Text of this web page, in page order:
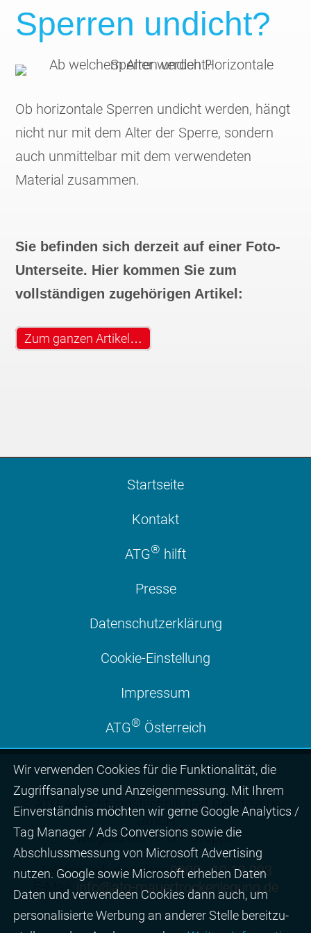
Sperren undicht?
Ob horizontale Sperren undicht werden, hängt
nicht nur mit dem Alter der Sperre, sondern
auch unmittelbar mit dem verwendeten
Material zusammen.
Sie befinden sich derzeit auf einer Foto-
Unterseite. Hier kommen Sie zum
vollständigen zugehörigen Artikel:
Zum ganzen Artikel…
Startseite
Kontakt
ATG® hilft
Presse
Datenschutzerklärung
Cookie-Einstellung
Impressum
ATG® Österreich
© ATG Abdichtungstechnik und Geräteverleih
GmbH
Mitglied der ATG®Gruppe
Telefon gebührenfrei:0800 - 10 12 293
E-Mail: info@atg-mauertrockenlegung.de
Wir ver­wen­den Cookies für die Funktio­na­lität, die
Zugriffs­ana­lyse und Anzei­gen­mes­sung. Mit Ihrem
Ein­ver­ständ­nis möchten wir gerne Google Analytics /
Tag Manager / Ads Con­ver­sions sowie die
Abschluss­mes­sung von Micro­soft Adver­tising
nutzen. Google sowie Micro­soft erheben Daten
Daten und verwendeen Cookies dann auch, um
perso­nali­sierte Wer­bung an ande­rer Stelle bereit­zu­